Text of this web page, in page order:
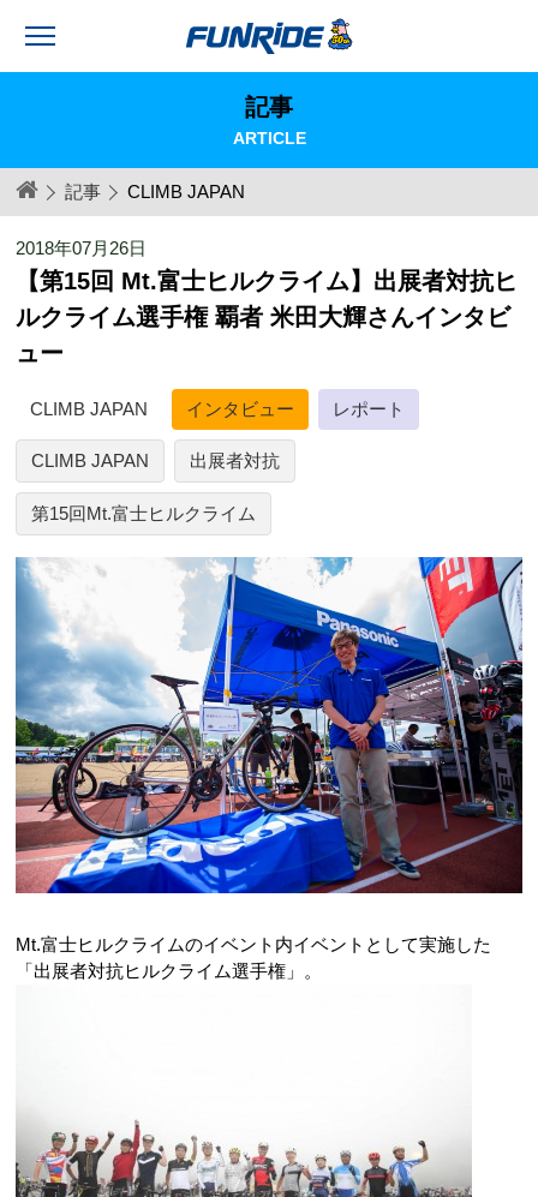
記事
ARTICLE
記事 CLIMB JAPAN
2018年07月26日
【第15回 Mt.富士ヒルクライム】出展者対抗ヒ
ルクライム選手権 覇者 米田大輝さんインタビ
ュー
CLIMB JAPAN インタビュー レポート
CLIMB JAPAN 出展者対抗
第15回Mt.富士ヒルクライム
Mt.富士ヒルクライムのイベント内イベントとして実施した
「出展者対抗ヒルクライム選手権」。